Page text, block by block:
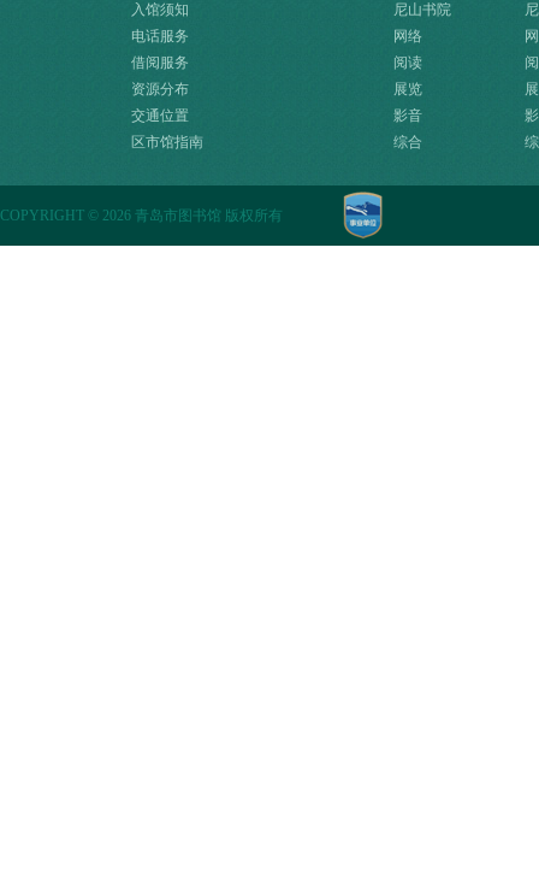
入馆须知
电话服务
借阅服务
资源分布
交通位置
区市馆指南
尼山书院
网络
阅读
展览
影音
综合
COPYRIGHT © 2026 青岛市图书馆 版权所有